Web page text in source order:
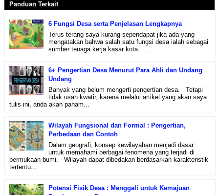
Panduan Terkait
6 Fungsi Desa serta Penjelasan Lengkapnya
Terus terang saya kurang sependapat jika ada yang
mengatakan bahwa salah satu fungsi desa ialah sebagai
sumber tenaga kerja kasar kota. ...
6+ Pengertian Desa Menurut Para Ahli dan Undang
Undang
Banyak yang belum mengerti pengertian desa. Tetapi
tidak usah kwatir, karena melalui artikel yang akan saya
tulis ini, anda akan paham...
Wilayah Fungsional dan Formal : Pengertian,
Perbedaan dan Contoh
Dalam geografi, konsep kewilayahan menjadi dasar
untuk memahami berbagai fenomena yang terjadi di
permukaan bumi. Wilayah dapat dibedakan berdasarkan karakteristik
tertentu...
Potensi Fisik Desa : Menggali untuk Kemajuan